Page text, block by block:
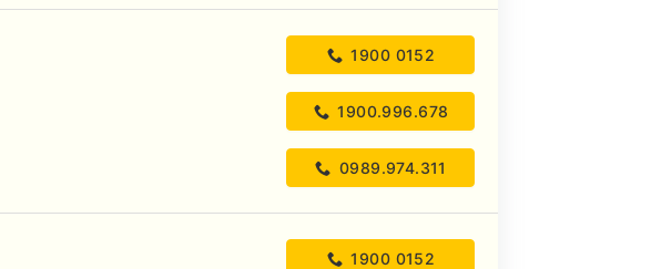
1900 0152
1900.996.678
0989.974.311
1900 0152